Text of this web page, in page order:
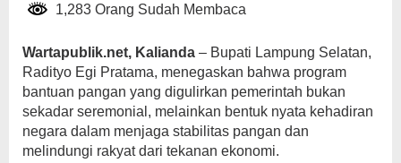
1,283 Orang Sudah Membaca
Wartapublik.net, Kalianda – Bupati Lampung Selatan,
Radityo Egi Pratama, menegaskan bahwa program
bantuan pangan yang digulirkan pemerintah bukan
sekadar seremonial, melainkan bentuk nyata kehadiran
negara dalam menjaga stabilitas pangan dan
melindungi rakyat dari tekanan ekonomi.